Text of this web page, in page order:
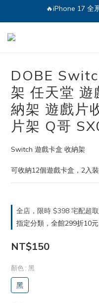
🔥iPhone 17 全
🔥iPhone 17
DOBE
架 任天堂 遊
納架 遊戲片
片架 Q哥
Switch 遊戲卡盒 收納架
可收納12個遊戲卡盒，2入裝
全店，限時 $398 宅配超
指定分類，全館299折10
NT$150
顏色 : 黑
黑